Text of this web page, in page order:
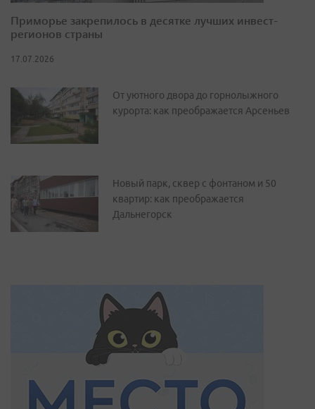
Приморье закрепилось в десятке лучших инвест-
регионов страны
17.07.2026
От уютного двора до горнолыжного
курорта: как преображается Арсеньев
Новый парк, сквер с фонтаном и 50
квартир: как преображается
Дальнегорск